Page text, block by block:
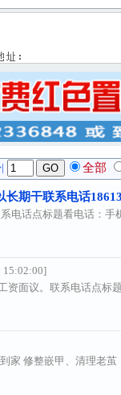
全部
期干联系电话
电话点标题看电话：手
15:02:00]
资面议。联系电话点标
家 修整嵌甲、清理老